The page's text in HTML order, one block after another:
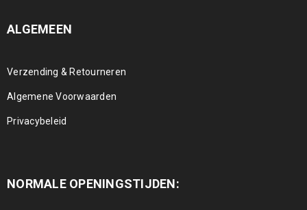
ALGEMEEN
Verzending & Retourneren
Algemene Voorwaarden
Privacybeleid
NORMALE OPENINGSTIJDEN: